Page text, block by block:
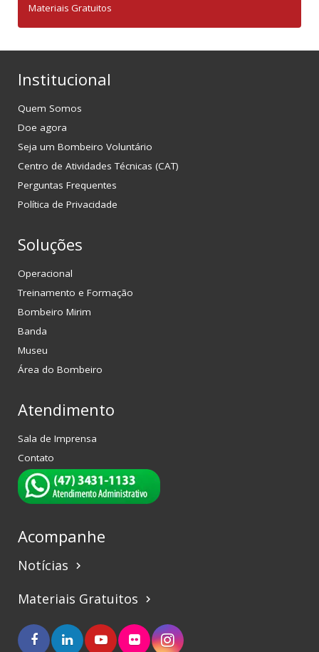
Materiais Gratuitos
Institucional
Quem Somos
Doe agora
Seja um Bombeiro Voluntário
Centro de Atividades Técnicas (CAT)
Perguntas Frequentes
Política de Privacidade
Soluções
Operacional
Treinamento e Formação
Bombeiro Mirim
Banda
Museu
Área do Bombeiro
Atendimento
Sala de Imprensa
Contato
Acompanhe
Notícias keyboard_arrow_right
Materiais Gratuitos keyboard_arrow_right